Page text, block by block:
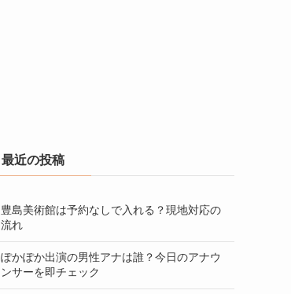
最近の投稿
豊島美術館は予約なしで入れる？現地対応の
流れ
ぽかぽか出演の男性アナは誰？今日のアナウ
ンサーを即チェック